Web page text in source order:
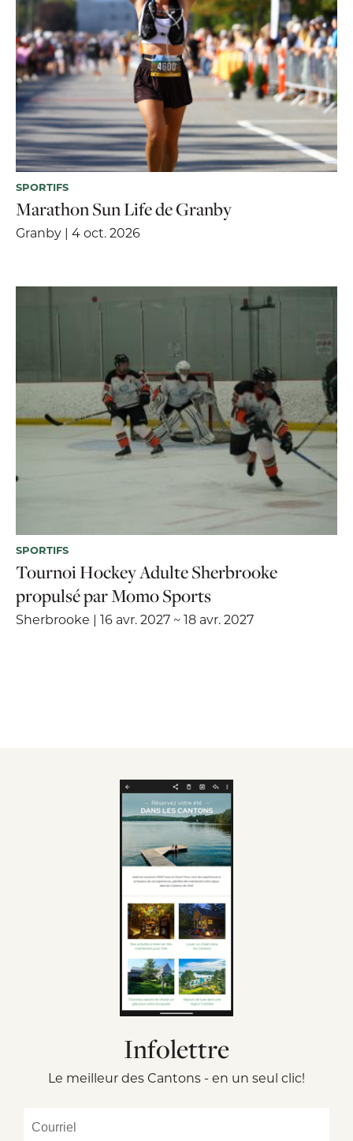
SPORTIFS
Marathon Sun Life de Granby
Granby | 4 oct. 2026
SPORTIFS
Tournoi Hockey Adulte Sherbrooke
propulsé par Momo Sports
Sherbrooke | 16 avr. 2027 ~ 18 avr. 2027
Infolettre
Le meilleur des Cantons - en un seul clic!